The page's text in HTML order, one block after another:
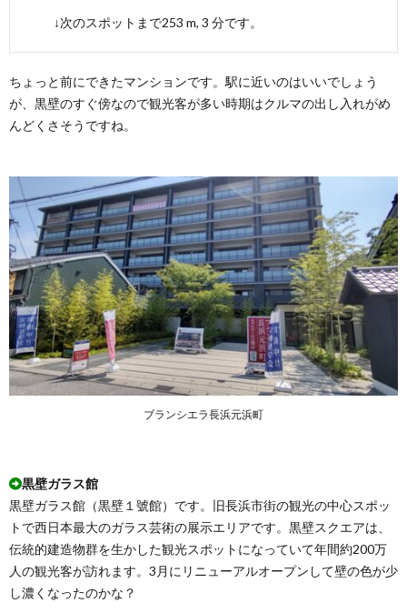
↓次のスポットまで253 m, 3 分です。
ちょっと前にできたマンションです。駅に近いのはいいでしょう
が、黒壁のすぐ傍なので観光客が多い時期はクルマの出し入れがめ
んどくさそうですね。
ブランシエラ長浜元浜町
黒壁ガラス館
黒壁ガラス館（黒壁１號館）です。旧長浜市街の観光の中心スポッ
トで西日本最大のガラス芸術の展示エリアです。黒壁スクエアは、
伝統的建造物群を生かした観光スポットになっていて年間約200万
人の観光客が訪れます。3月にリニューアルオープンして壁の色が少
し濃くなったのかな？